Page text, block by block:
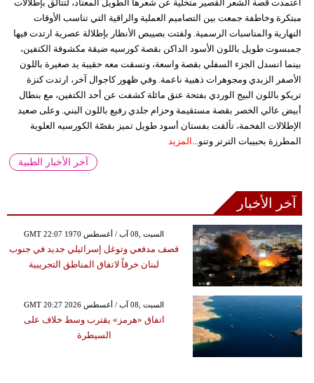
اعتمدت قصة الشعر القصير متخلية عن شعرها الطويل المعتاد، لتتألق بإطلالات
مبتكرة وخاطفة جمعت بين التصاميم العملية والراقية التي تناسب الأوقات
النهارية والمناسبات الرسمية. ولفتت بصيبص الأنظار بإطلالة عصرية ارتدت فيها
جمبسوت طويل باللون الأسود الداكن بقصة كورسيه ضيقة مكشوفة الكتفين،
بينما انسدل الجزء السفلي بقصة واسعة، ونسقت معه حقيبة يد صغيرة باللون
الأصفر الزبدي ومجوهرات ذهبية ناعمة. وفي ظهور كاجوال آخر، ارتدت كنزة
تريكو باللون البيج الوردي بفتحة عنق مائلة كشفت عن أحد الكتفين، مع بنطال
أبيض عالي الخصر بقصة مستقيمة وحزام جلدي رفيع باللون البني. وعلى صعيد
الإطلالات الفخمة، تألقت بفستان أسود طويل تميز بقصّة الكورسيه العلوية
المطرزة بحبيبات الترتر وتنو... المزيد
آخر الأخبار الطبية
آخر الأخبار
GMT 22:07 1970 السبت ,08 آب / أغسطس
قصف مدفعي وتوغل إسرائيلي جديد في جنوب
لبنان خرقاً لاتفاق المناطق التجريبية
GMT 20:27 2026 السبت ,08 آب / أغسطس
اتفاق «هرمز» يقترب وسط خلاف على
السيطرة